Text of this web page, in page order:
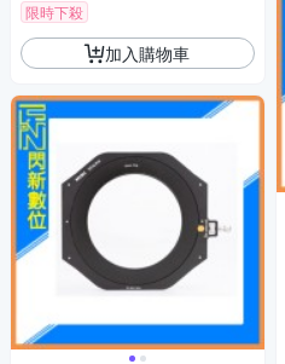
限時下殺
加入購物車